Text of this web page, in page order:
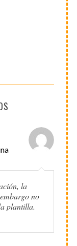
la
no
plantilla.